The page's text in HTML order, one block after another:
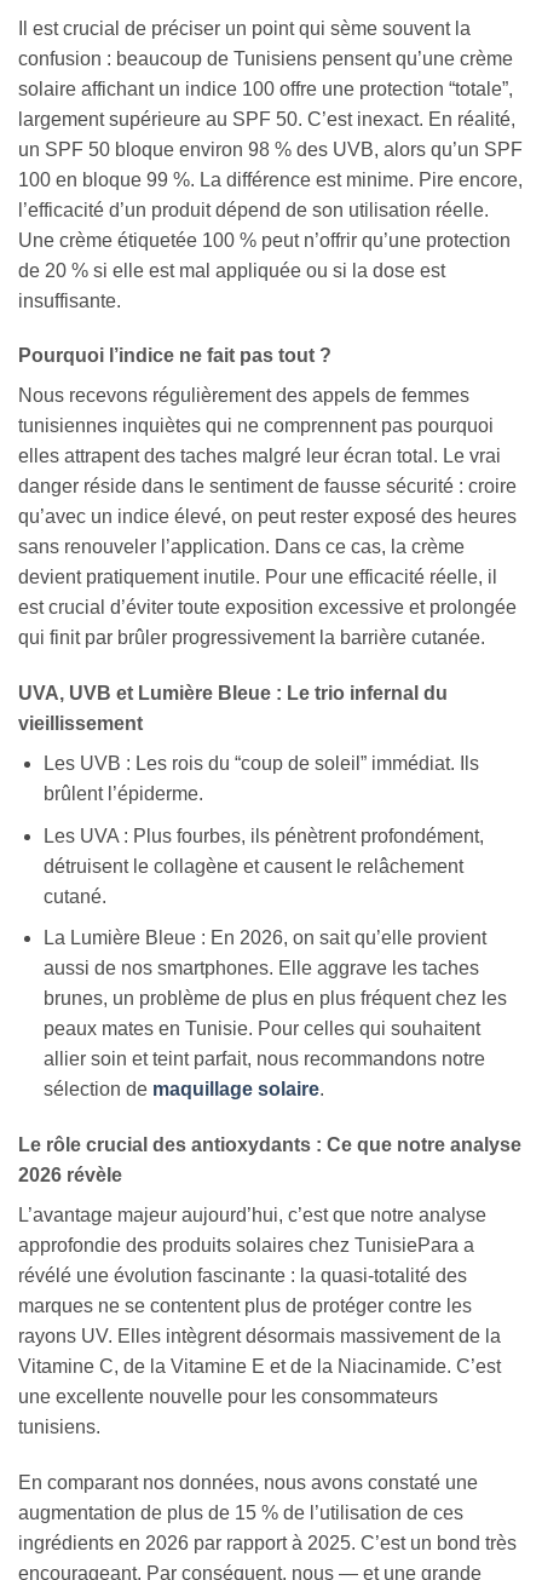
Il est crucial de préciser un point qui sème souvent la
confusion : beaucoup de Tunisiens pensent qu’une crème
solaire affichant un indice 100 offre une protection “totale”,
largement supérieure au SPF 50. C’est inexact. En réalité,
un SPF 50 bloque environ 98 % des UVB, alors qu’un SPF
100 en bloque 99 %. La différence est minime. Pire encore,
l’efficacité d’un produit dépend de son utilisation réelle.
Une crème étiquetée 100 % peut n’offrir qu’une protection
de 20 % si elle est mal appliquée ou si la dose est
insuffisante.
Pourquoi l’indice ne fait pas tout ?
Nous recevons régulièrement des appels de femmes
tunisiennes inquiètes qui ne comprennent pas pourquoi
elles attrapent des taches malgré leur écran total. Le vrai
danger réside dans le sentiment de fausse sécurité : croire
qu’avec un indice élevé, on peut rester exposé des heures
sans renouveler l’application. Dans ce cas, la crème
devient pratiquement inutile. Pour une efficacité réelle, il
est crucial d’éviter toute exposition excessive et prolongée
qui finit par brûler progressivement la barrière cutanée.
UVA, UVB et Lumière Bleue : Le trio infernal du
vieillissement
Les UVB : Les rois du “coup de soleil” immédiat. Ils
brûlent l’épiderme.
Les UVA : Plus fourbes, ils pénètrent profondément,
détruisent le collagène et causent le relâchement
cutané.
La Lumière Bleue : En 2026, on sait qu’elle provient
aussi de nos smartphones. Elle aggrave les taches
brunes, un problème de plus en plus fréquent chez les
peaux mates en Tunisie. Pour celles qui souhaitent
allier soin et teint parfait, nous recommandons notre
sélection de maquillage solaire.
Le rôle crucial des antioxydants : Ce que notre analyse
2026 révèle
L’avantage majeur aujourd’hui, c’est que notre analyse
approfondie des produits solaires chez TunisiePara a
révélé une évolution fascinante : la quasi-totalité des
marques ne se contentent plus de protéger contre les
rayons UV. Elles intègrent désormais massivement de la
Vitamine C, de la Vitamine E et de la Niacinamide. C’est
une excellente nouvelle pour les consommateurs
tunisiens.
En comparant nos données, nous avons constaté une
augmentation de plus de 15 % de l’utilisation de ces
ingrédients en 2026 par rapport à 2025. C’est un bond très
encourageant. Par conséquent, nous — et une grande